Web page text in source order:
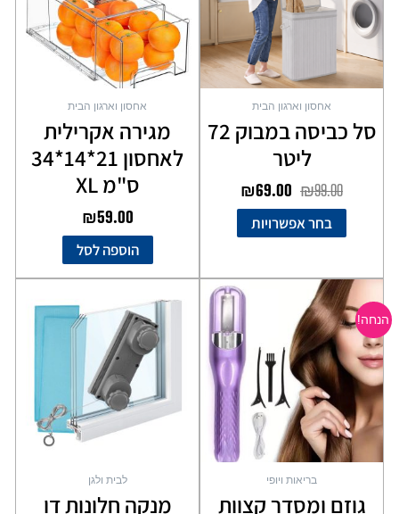
אחסון וארגון הבית
סל כביסה במבוק 72
ליטר
₪99.00
₪69.00
בחר אפשרויות
ניתן
האפשרויות
בעמוד
אחסון וארגון הבית
מגירה אקרילית
לאחסון 21*14*34
ס"מ XL
₪59.00
הוספה לסל
הנחה!
בריאות ויופי
גוזם ומסדר קצוות
היה:
₪199.00.
המחיר
הנוכחי
הוא:
₪99.00.
לבית ולגן
מנקה חלונות דו